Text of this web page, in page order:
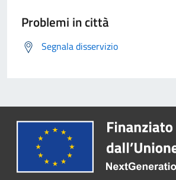
Problemi in città
Segnala disservizio